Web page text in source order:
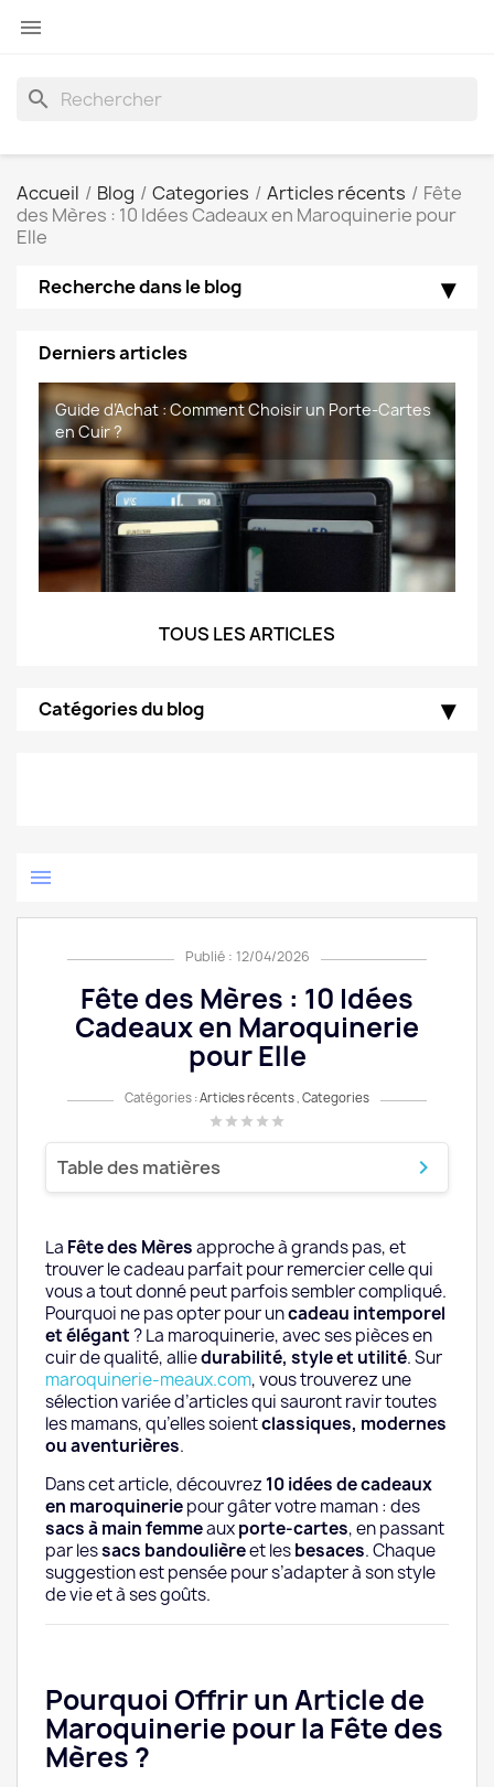

search
Accueil Blog Categories Articles récents
Fête
des Mères : 10 Idées Cadeaux en Maroquinerie pour
Elle
Recherche dans le blog
Derniers articles
📝 Article : Cuir vs Cuir Synthetique–Quel Matériau
Choisir pour sa Maroquinerie
Foire aux questions portefeuille en cuir de
Maroquinerie-Meaux
foire aux questions sacoches homme de
Maroquinerie-Meaux.com.
Guide d’Achat : Comment Choisir un Porte-Cartes
en Cuir ?
TOUS LES ARTICLES
Catégories du blog
menu
Publié : 12/04/2026
Fête des Mères : 10 Idées
Cadeaux en Maroquinerie
pour Elle
Catégories :Articles récents, Categories
star star star star star
Table des matières keyboard_arrow_down
pour la Fête des Mères ?
1. Le Sac à Main Femme : L’Indémodable
Élégance
2. Le Sac à Dos Femme : Pratique et Tendance
3. Le Portefeuille Femme : L’Accessoire
Indispensable
4. Le Sac Bandoulière : Confort et Style
5. Le Porte-Monnaie Femme : Petit mais
Essentiel
6. Le Porte-Cartes Femme : L’Accessoire
8. La Besace Femme : Un Style Bohème et
Pratique
La Fête des Mèresapproche à grands pas, et
trouver le cadeau parfait pour remercier celle qui
vous a tout donné peut parfois sembler compliqué.
Pourquoi ne pas opter pour uncadeau intemporel
et élégant ? La maroquinerie, avec ses pièces en
cuir de qualité, alliedurabilité, style et utilité. Sur
maroquinerie-meaux.com, vous trouverez une
sélection variée d’articles qui sauront ravir toutes
les mamans, qu’elles soientclassiques, modernes
ou aventurières.
Dans cet article, découvrez 10 idées de cadeaux
en maroquineriepour gâter votre maman : des
sacs à main femmeauxporte-cartes, en passant
par lessacs bandoulièreet lesbesaces. Chaque
suggestion est pensée pour s’adapter à son style
de vie et à ses goûts.
Pourquoi Offrir un Article de
Maroquinerie pour la Fête des
Mères ?